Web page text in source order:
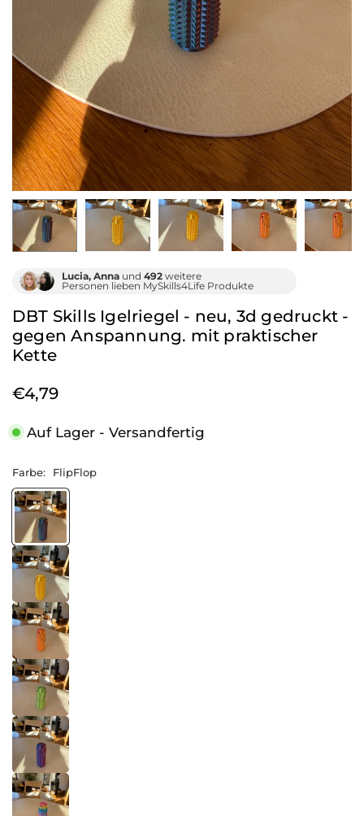
Lucia, Anna und 492 weitere
Personen lieben MySkills4Life Produkte
DBT Skills Igelriegel - neu, 3d gedruckt -
gegen Anspannung. mit praktischer
Kette
Normaler
€4,79
Auf Lager - Versandfertig
Farbe: FlipFlop